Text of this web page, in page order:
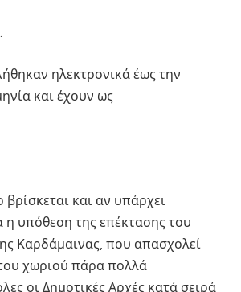
ηλεκτρονικά έως την
και έχουν ως
βρίσκεται και αν υπάρχει
υπόθεση της επέκτασης του
Καρδάμαινας, που απασχολεί
χωριού πάρα πολλά
οι Δημοτικές Αρχές κατά σειρά